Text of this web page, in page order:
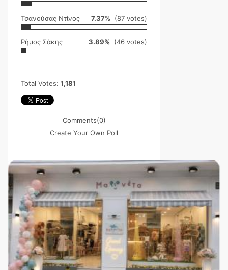
Τσανούσας Ντίνος 7.37% (87 votes)
Ρήμος Σάκης 3.89% (46 votes)
Total Votes: 1,181
Comments(0)
Create Your Own Poll